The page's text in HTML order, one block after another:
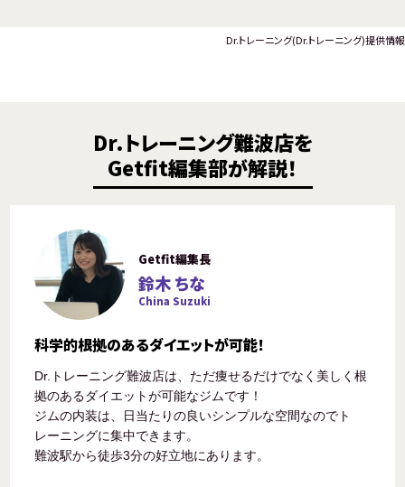
Dr.トレーニング(Dr.トレーニング)提供情報
Dr.トレーニング難波店を
Getfit編集部が解説！
Getfit編集長
鈴木 ちな
China Suzuki
科学的根拠のあるダイエットが可能！
Dr.トレーニング難波店は、ただ痩せるだけでなく美しく根
拠のあるダイエットが可能なジムです！
ジムの内装は、日当たりの良いシンプルな空間なのでト
レーニングに集中できます。
難波駅から徒歩3分の好立地にあります。